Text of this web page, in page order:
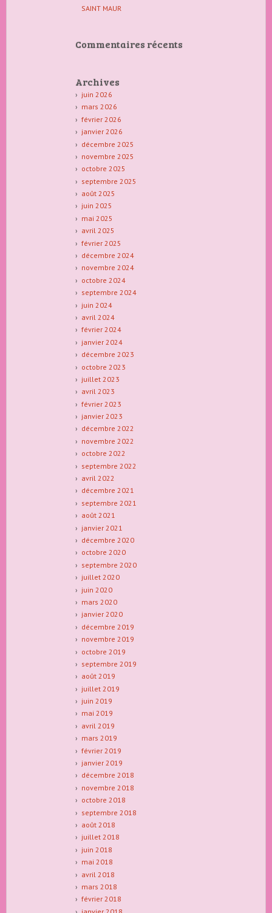
SAINT MAUR
Commentaires récents
Archives
juin 2026
mars 2026
février 2026
janvier 2026
décembre 2025
novembre 2025
octobre 2025
septembre 2025
août 2025
juin 2025
mai 2025
avril 2025
février 2025
décembre 2024
novembre 2024
octobre 2024
septembre 2024
juin 2024
avril 2024
février 2024
janvier 2024
décembre 2023
octobre 2023
juillet 2023
avril 2023
février 2023
janvier 2023
décembre 2022
novembre 2022
octobre 2022
septembre 2022
avril 2022
décembre 2021
septembre 2021
août 2021
janvier 2021
décembre 2020
octobre 2020
septembre 2020
juillet 2020
juin 2020
mars 2020
janvier 2020
décembre 2019
novembre 2019
octobre 2019
septembre 2019
août 2019
juillet 2019
juin 2019
mai 2019
avril 2019
mars 2019
février 2019
janvier 2019
décembre 2018
novembre 2018
octobre 2018
septembre 2018
août 2018
juillet 2018
juin 2018
mai 2018
avril 2018
mars 2018
février 2018